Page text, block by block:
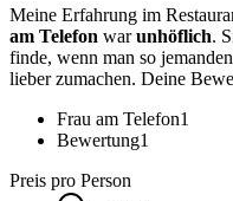
Meine Erfahrung im
am Telefon warunhöflich.
finde, wenn man so
lieber zumachen. Deine
Frau am Telefon1
Bewertung1
Preis pro Person